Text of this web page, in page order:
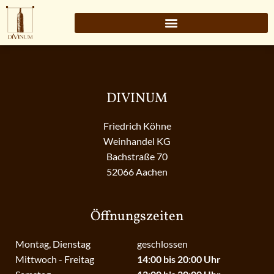
DIVINUM
Friedrich Köhne
Weinhandel KG
Bachstraße 70
52066 Aachen
Öffnungszeiten
Montag, Dienstag
Mittwoch - Freitag
geschlossen
14:00 bis 20:00 Uhr